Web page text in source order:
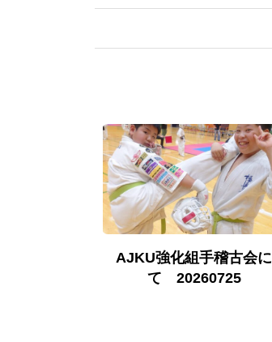
AJKU強化組手稽古会に
て 20260725